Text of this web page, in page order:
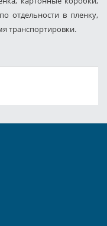
отдельности в пленку,
транспортировки.